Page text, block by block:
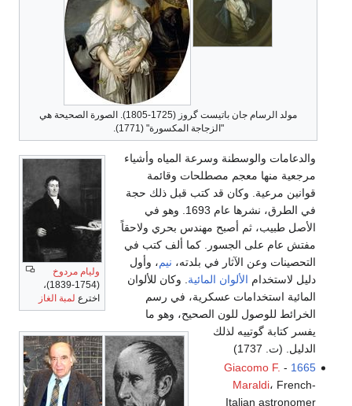
مولد الرسام جان باتيست گروز (1725-1805). الصورة الصحيحة هي
"الزجاجة المكسورة" (1771).
وليام مردوخ
(1754-1839)،
اخترع لمبة الغاز
والدعامات والوسطنة وسرعة المياه وأشياء
مرجعية منها معجم مصطلحات وقائمة
قوانين مرعية. وكان قد كتب قبل ذلك حجة
في الطرق، نشرها عام 1693. وهو في
الأصل طبيب، ثم أصبح مهندس بحري ولاحقاً
مفتش عام على الجسور. كما ألف كتب في
التحصينات وعن الآثار في بلدته، نيم، وأول
دليل لاستخدام الألوان المائية. وكان للألوان
المائية استخدامات عسكرية، في رسم
الخرائط للوصول للون الصحيح، وهو ما
يفسر كتابة گوتييه لذلك
الدليل. (ت. 1737)
1665
-
Giacomo F.
Maraldi، French-
Italian astronomer